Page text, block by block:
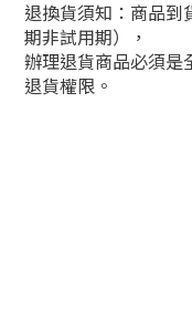
退換貨須知：商品到
期非試用期），
辦理退貨商品必須是
退貨權限。